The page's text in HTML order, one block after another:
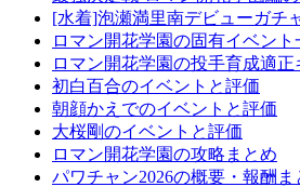
[水着]泡瀬満里南デビューガチ
ロマン開花学園の固有イベント
ロマン開花学園の投手育成適正
初白百合のイベントと評価
朝顔かえでのイベントと評価
大桜剛のイベントと評価
ロマン開花学園の攻略まとめ
パワチャン2026の概要・報酬ま